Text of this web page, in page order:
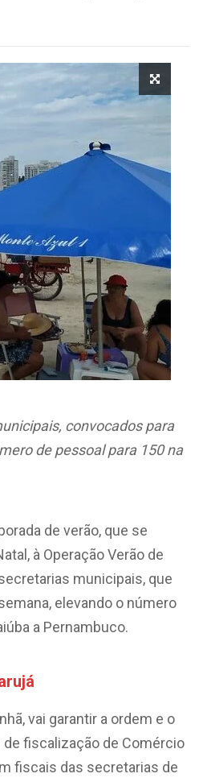
convocados para
de pessoal para 150 na
de verão, que se
à Operação Verão de
municipais, que
elevando o número
a Pernambuco.
vai garantir a ordem e o
fiscalização de Comércio
fiscais das secretarias de